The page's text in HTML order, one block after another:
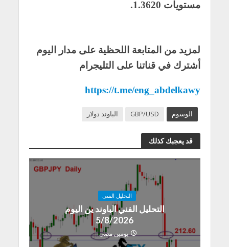
مستويات 1.3620.
لمزيد من المتابعة اللحظية على مدار اليوم
أشترك في قناتنا على التليجرام
https://t.me/eng_abdelkawy
الوسوم GBP/USD الباوند دولار
قد يعجبك كذلك
التحليل الفنى
التحليل الفني الباوند ين اليوم
5/8/2026
يومين مضى